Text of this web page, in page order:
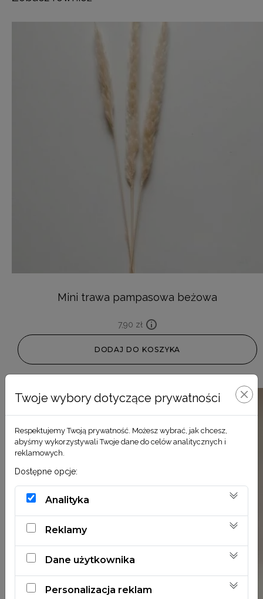
Mini trawa pampasowa beżowa
7,90 zł
DODAJ DO KOSZYKA
Twoje wybory dotyczące prywatności
Respektujemy Twoją prywatność. Możesz wybrać, jak chcesz,
abyśmy wykorzystywali Twoje dane do celów analitycznych i
reklamowych.
Dostępne opcje:
Analityka
Reklamy
Dane użytkownika
Personalizacja reklam